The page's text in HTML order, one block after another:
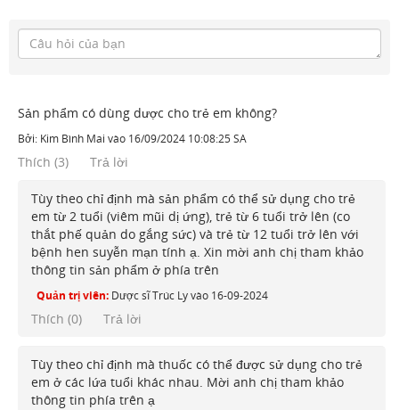
Sản phẩm có dùng dược cho trẻ em không?
Bởi: Kim Bình Mai vào 16/09/2024 10:08:25 SA
Thích (3) Trả lời
Tùy theo chỉ định mà sản phẩm có thể sử dụng cho trẻ
em từ 2 tuổi (viêm mũi dị ứng), trẻ từ 6 tuổi trở lên (co
thắt phế quản do gắng sức) và trẻ từ 12 tuổi trở lên với
bệnh hen suyễn mạn tính ạ. Xin mời anh chị tham khảo
thông tin sản phẩm ở phía trên
Quản trị viên: Dược sĩ Trúc Lyvào 16-09-2024
Thích (0) Trả lời
Tùy theo chỉ định mà thuốc có thể được sử dụng cho trẻ
em ở các lứa tuổi khác nhau. Mời anh chị tham khảo
thông tin phía trên ạ